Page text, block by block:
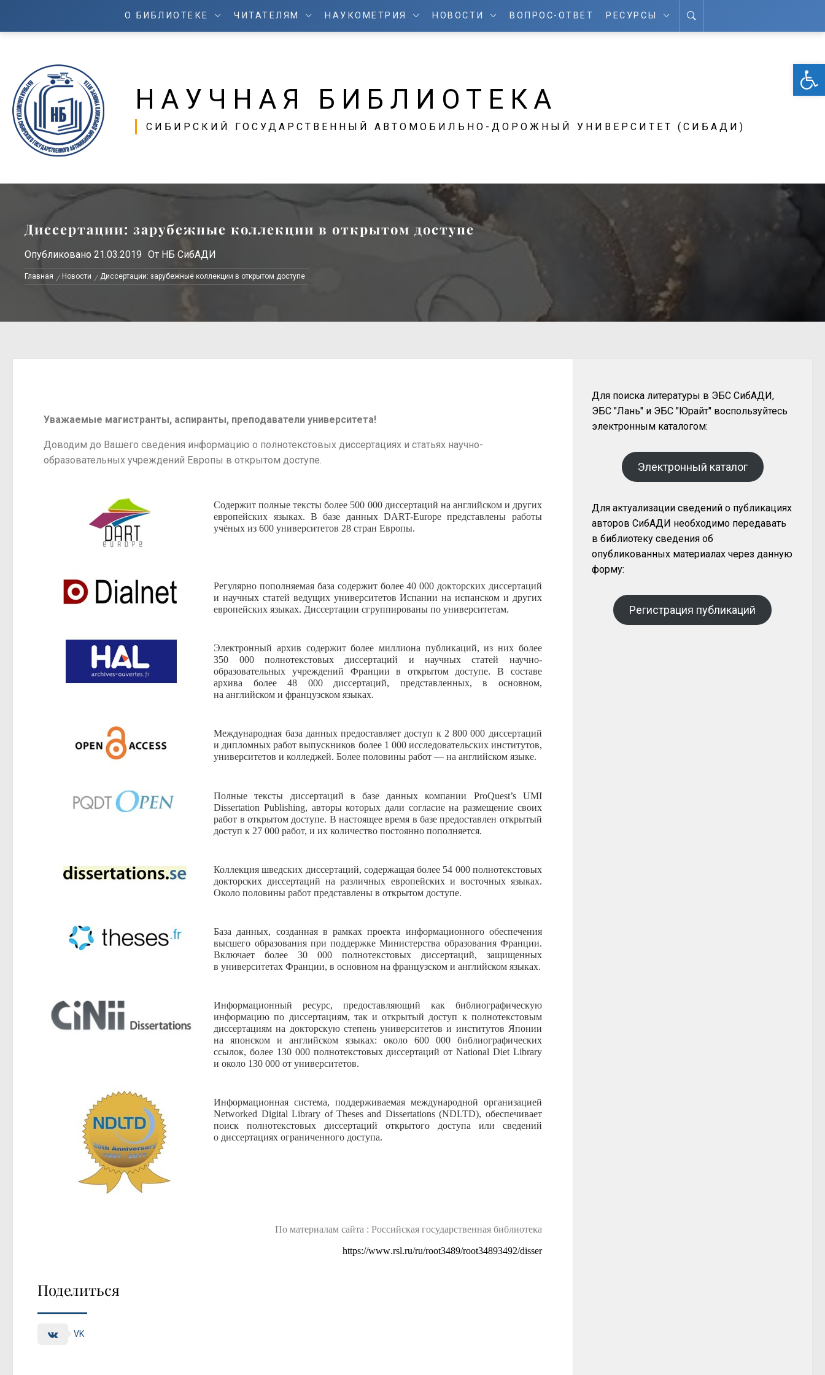
О БИБЛИОТЕКЕ ЧИТАТЕЛЯМ НАУКОМЕТРИЯ НОВОСТИ ВОПРОС-ОТВЕТ РЕСУРСЫ
НАУЧНАЯ БИБЛИОТЕКА
СИБИРСКИЙ ГОСУДАРСТВЕННЫЙ АВТОМОБИЛЬНО-ДОРОЖНЫЙ УНИВЕРСИТЕТ (СИБАДИ)
Диссертации: зарубежные коллекции в открытом доступе
Опубликовано 21.03.2019 От НБ СибАДИ
Главная Новости Диссертации: зарубежные коллекции в открытом доступе
Уважаемые магистранты, аспиранты, преподаватели университета!
Доводим до Вашего сведения информацию о полнотекстовых диссертациях и статьях научно-
образовательных учреждений Европы в открытом доступе.
Содержит полные тексты более 500 000 диссертаций на английском и других
европейских языках. В базе данных DART-Europe представлены работы
учёных из 600 университетов 28 стран Европы.
Регулярно пополняемая база содержит более 40 000 докторских диссертаций
и научных статей ведущих университетов Испании на испанском и других
европейских языках. Диссертации сгруппированы по университетам.
Электронный архив содержит более миллиона публикаций, из них более
350 000 полнотекстовых диссертаций и научных статей научно-
образовательных учреждений Франции в открытом доступе. В составе
архива более 48 000 диссертаций, представленных, в основном,
на английском и французском языках.
Международная база данных предоставляет доступ к 2 800 000 диссертаций
и дипломных работ выпускников более 1 000 исследовательских институтов,
университетов и колледжей. Более половины работ — на английском языке.
Полные тексты диссертаций в базе данных компании ProQuest’s UMI
Dissertation Publishing, авторы которых дали согласие на размещение своих
работ в открытом доступе. В настоящее время в базе предоставлен открытый
доступ к 27 000 работ, и их количество постоянно пополняется.
Коллекция шведских диссертаций, содержащая более 54 000 полнотекстовых
докторских диссертаций на различных европейских и восточных языках.
Около половины работ представлены в открытом доступе.
База данных, созданная в рамках проекта информационного обеспечения
высшего образования при поддержке Министерства образования Франции.
Включает более 30 000 полнотекстовых диссертаций, защищенных
в университетах Франции, в основном на французском и английском языках.
Информационный ресурс, предоставляющий как библиографическую
информацию по диссертациям, так и открытый доступ к полнотекстовым
диссертациям на докторскую степень университетов и институтов Японии
на японском и английском языках: около 600 000 библиографических
ссылок, более 130 000 полнотекстовых диссертаций от National Diet Library
и около 130 000 от университетов.
Информационная система, поддерживаемая международной организацией
Networked Digital Library of Theses and Dissertations (NDLTD), обеспечивает
поиск полнотекстовых диссертаций открытого доступа или сведений
о диссертациях ограниченного доступа.
По материалам сайта : Российская государственная библиотека
https://www.rsl.ru/ru/root3489/root34893492/disser
Поделиться
VK
Для поиска литературы в ЭБС СибАДИ,
ЭБС "Лань" и ЭБС "Юрайт" воспользуйтесь
электронным каталогом:
Электронный каталог
Для актуализации сведений о публикациях
авторов СибАДИ необходимо передавать
в библиотеку сведения об
опубликованных материалах через данную
форму:
Регистрация публикаций